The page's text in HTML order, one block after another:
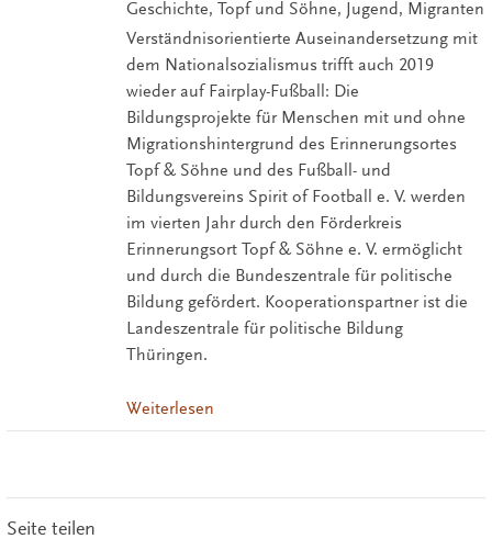
Geschichte, Topf und Söhne, Jugend, Migranten
Verständnisorientierte Auseinandersetzung mit
dem Nationalsozialismus trifft auch 2019
wieder auf Fairplay-Fußball: Die
Bildungsprojekte für Menschen mit und ohne
Migrationshintergrund des Erinnerungsortes
Topf & Söhne und des Fußball- und
Bildungsvereins Spirit of Football e. V. werden
im vierten Jahr durch den Förderkreis
Erinnerungsort Topf & Söhne e. V. ermöglicht
und durch die Bundeszentrale für politische
Bildung gefördert. Kooperationspartner ist die
Landeszentrale für politische Bildung
Thüringen.
Weiterlesen
Seite teilen